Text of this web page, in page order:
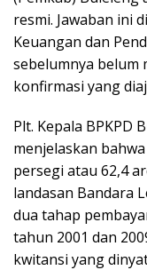
resmi. Jawaban ini
Keuangan dan
sebelumnya belum
konfirmasi yang
Plt. Kepala BPKPD
menjelaskan
persegi atau 62,4
landasan Bandara
dua tahap
tahun 2001 dan
kwitansi yang